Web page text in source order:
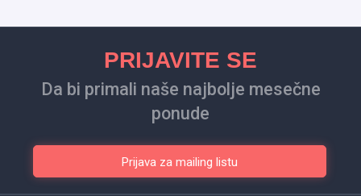
PRIJAVITE SE
Da bi primali naše najbolje mesečne
ponude
Prijava za mailing listu